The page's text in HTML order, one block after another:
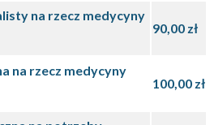
na rzecz medycyny
90,00 zł
na rzecz medycyny
100,00 zł